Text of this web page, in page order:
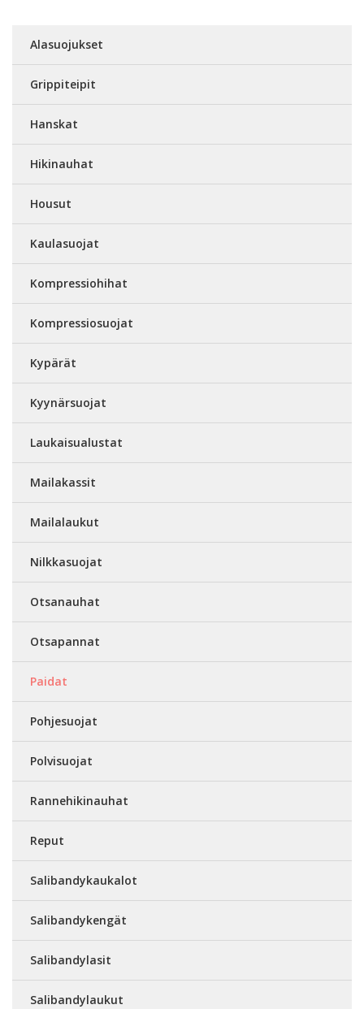
Alasuojukset
Grippiteipit
Hanskat
Hikinauhat
Housut
Kaulasuojat
Kompressiohihat
Kompressiosuojat
Kypärät
Kyynärsuojat
Laukaisualustat
Mailakassit
Mailalaukut
Nilkkasuojat
Otsanauhat
Otsapannat
Paidat
Pohjesuojat
Polvisuojat
Rannehikinauhat
Reput
Salibandykaukalot
Salibandykengät
Salibandylasit
Salibandylaukut